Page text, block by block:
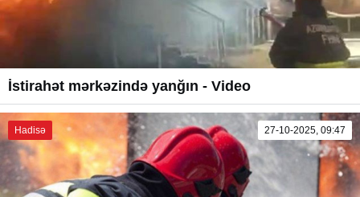
İstirahət mərkəzində yanğın - Video
Hadisə 27-10-2025, 09:47